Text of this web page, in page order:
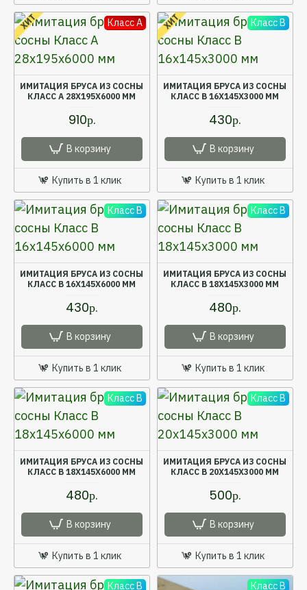
ХИТ Класс A
ИМИТАЦИЯ БРУСА ИЗ СОСНЫ
КЛАСС А 28X195X6000 ММ
910р.
В корзину
Купить в 1 клик
ХИТ Класс B
ИМИТАЦИЯ БРУСА ИЗ СОСНЫ
КЛАСС В 16X145X3000 ММ
430р.
В корзину
Купить в 1 клик
Класс B
ИМИТАЦИЯ БРУСА ИЗ СОСНЫ
КЛАСС В 16X145X6000 ММ
430р.
В корзину
Купить в 1 клик
Класс B
ИМИТАЦИЯ БРУСА ИЗ СОСНЫ
КЛАСС В 18X145X3000 ММ
480р.
В корзину
Купить в 1 клик
Класс B
ИМИТАЦИЯ БРУСА ИЗ СОСНЫ
КЛАСС В 18X145X6000 ММ
480р.
В корзину
Купить в 1 клик
Класс B
ИМИТАЦИЯ БРУСА ИЗ СОСНЫ
КЛАСС В 20X145X3000 ММ
500р.
В корзину
Купить в 1 клик
Класс B Класс B